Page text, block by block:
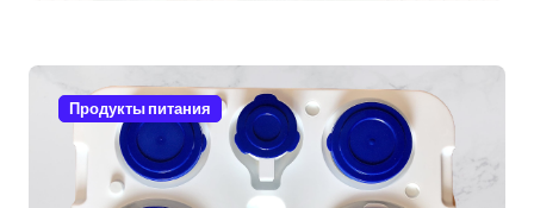
с
Продукты питания